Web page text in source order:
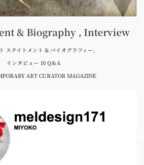
& Biography , Interview
ステイトメント & バイオグラフィー,
インタビュー 10 Q＆A
ART CURATOR MAGAZINE